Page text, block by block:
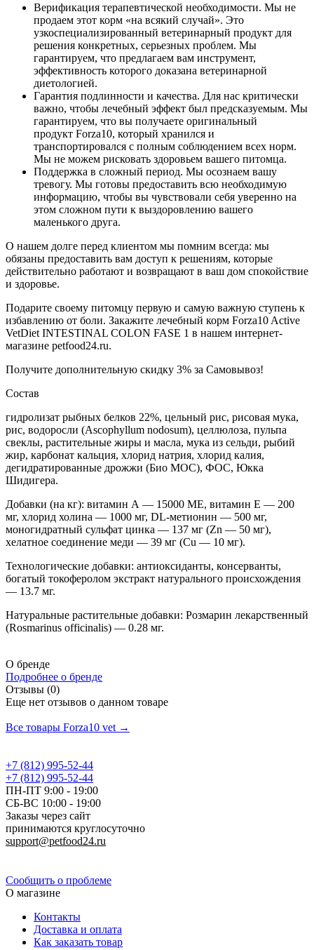
Верификация терапевтической необходимости. Мы не
продаем этот корм «на всякий случай». Это
узкоспециализированный ветеринарный продукт для
решения конкретных, серьезных проблем. Мы
гарантируем, что предлагаем вам инструмент,
эффективность которого доказана ветеринарной
диетологией.
Гарантия подлинности и качества. Для нас критически
важно, чтобы лечебный эффект был предсказуемым. Мы
гарантируем, что вы получаете оригинальный
продукт Forza10, который хранился и
транспортировался с полным соблюдением всех норм.
Мы не можем рисковать здоровьем вашего питомца.
Поддержка в сложный период. Мы осознаем вашу
тревогу. Мы готовы предоставить всю необходимую
информацию, чтобы вы чувствовали себя уверенно на
этом сложном пути к выздоровлению вашего
маленького друга.
О нашем долге перед клиентом мы помним всегда: мы
обязаны предоставить вам доступ к решениям, которые
действительно работают и возвращают в ваш дом спокойствие
и здоровье.
Подарите своему питомцу первую и самую важную ступень к
избавлению от боли. Закажите лечебный корм Forza10 Active
VetDiet INTESTINAL COLON FASE 1 в нашем интернет-
магазине petfood24.ru.
Получите дополнительную скидку 3% за Самовывоз!
Состав
гидролизат рыбных белков 22%, цельный рис, рисовая мука,
рис, водоросли (Ascophyllum nodosum), целлюлоза, пульпа
свеклы, растительные жиры и масла, мука из сельди, рыбий
жир, карбонат кальция, хлорид натрия, хлорид калия,
дегидратированные дрожжи (Био МОС), ФОС, Юкка
Шидигера.
Добавки (на кг): витамин А — 15000 МЕ, витамин Е — 200
мг, хлорид холина — 1000 мг, DL-метионин — 500 мг,
моногидратный сульфат цинка — 137 мг (Zn — 50 мг),
хелатное соединение меди — 39 мг (Cu — 10 мг).
Технологические добавки: антиоксиданты, консерванты,
богатый токоферолом экстракт натурального происхождения
— 13.7 мг.
Натуральные растительные добавки: Розмарин лекарственный
(Rosmarinus officinalis) — 0.28 мг.
О бренде
Подробнее о бренде
Отзывы (0)
Еще нет отзывов о данном товаре
Все товары Forza10 vet →
+7 (812) 995-52-44
+7 (812) 995-52-44
ПН-ПТ 9:00 - 19:00
СБ-ВС 10:00 - 19:00
Заказы через сайт
принимаются круглосуточно
support@petfood24.ru
Сообщить о проблеме
О магазине
Контакты
Доставка и оплата
Как заказать товар